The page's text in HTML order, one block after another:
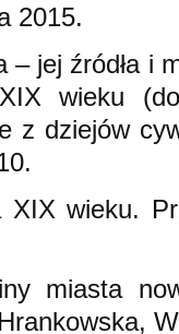
2015.
jej źródła i
XIX wieku
z dziejów
wieku.
miasta